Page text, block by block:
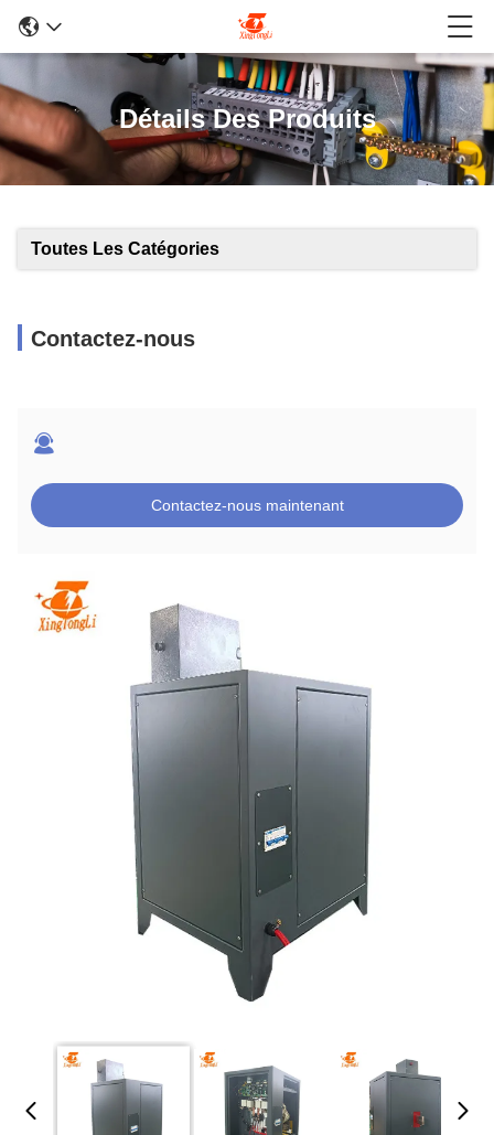
Détails Des Produits
Toutes Les Catégories
Contactez-nous
Contactez-nous maintenant